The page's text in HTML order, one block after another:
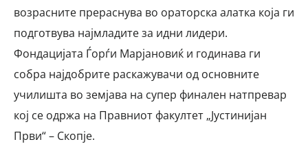
возрасните прераснува во ораторска алатка која ги
подготвува најмладите за идни лидери.
Фондацијата Ѓорѓи Марјановиќ и годинава ги
собра најдобрите раскажувачи од основните
училишта во земјава на супер финален натпревар
кој се одржа на Правниот факултет „Јустинијан
Први“ – Скопје.